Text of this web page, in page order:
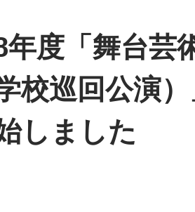
年度「舞台芸
校巡回公演
しました